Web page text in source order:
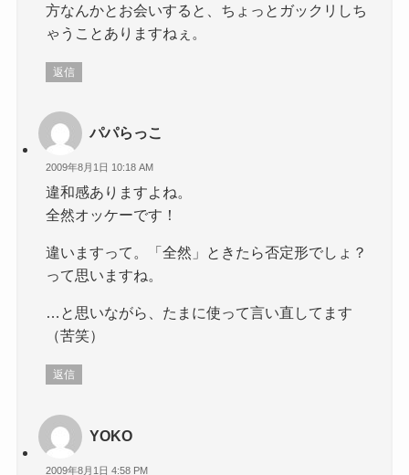
方なんかとお会いすると、ちょっとガックリしち
ゃうことありますねぇ。
返信
パパらっこ
2009年8月1日 10:18 AM
違和感ありますよね。
全然オッケーです！
違いますって。「全然」ときたら否定形でしょ？
って思いますね。
…と思いながら、たまに使って言い直してます
（苦笑）
返信
YOKO
2009年8月1日 4:58 PM